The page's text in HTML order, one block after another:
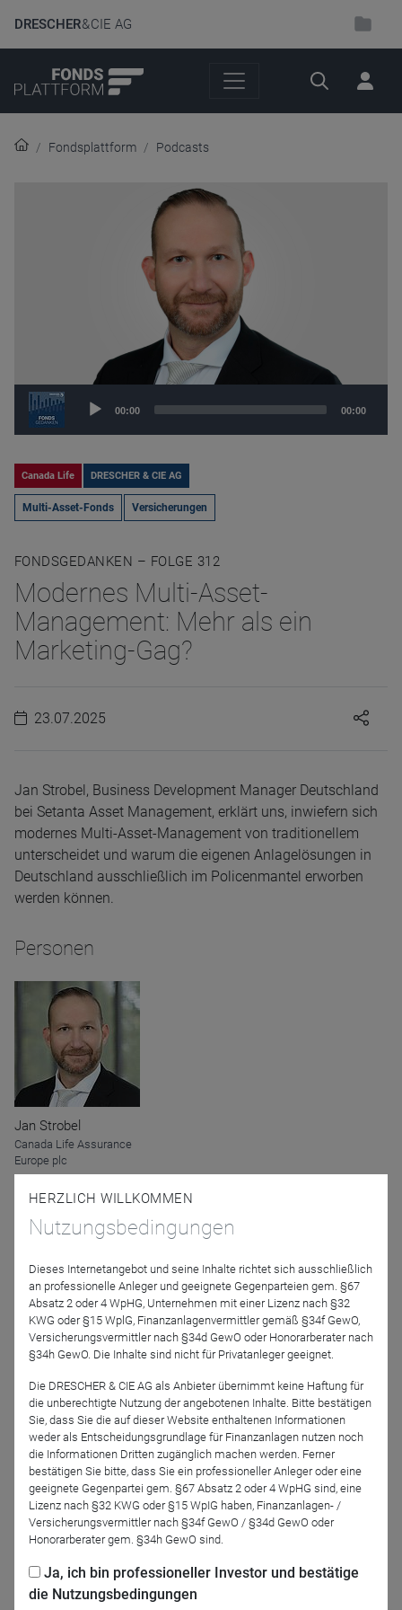
DRESCHER& CIE AG
Suche
Fondsplattform Podcasts
Audio
00:00 00:00
Canada Life DRESCHER & CIE AG
Multi-Asset-Fonds Versicherungen
FONDSGEDANKEN – FOLGE 312
Modernes Multi-Asset-
Management: Mehr als ein
Marketing-Gag?
23.07.2025
Jan Strobel, Business Development Manager Deutschland
bei Setanta Asset Management, erklärt uns, inwiefern sich
modernes Multi-Asset-Management von traditionellem
unterscheidet und warum die eigenen Anlagelösungen in
Deutschland ausschließlich im Policenmantel erworben
werden können.
Personen
Jan Strobel
Canada Life Assurance
Europe plc
Moderator
Björn Drescher
DRESCHER & CIE AG
Podcast-Folge anhören
Podcast abonnieren
HERZLICH WILLKOMMEN
Nutzungsbedingungen
Dieses Internetangebot und seine Inhalte richtet sich ausschließlich
an professionelle Anleger und geeignete Gegenparteien gem. §67
Absatz 2 oder 4 WpHG, Unternehmen mit einer Lizenz nach §32
KWG oder §15 WplG, Finanzanlagenvermittler gemäß §34f GewO,
Versicherungsvermittler nach §34d GewO oder Honorarberater nach
§34h GewO. Die Inhalte sind nicht für Privatanleger geeignet.
Die DRESCHER & CIE AG als Anbieter übernimmt keine Haftung für
die unberechtigte Nutzung der angebotenen Inhalte. Bitte bestätigen
Sie, dass Sie die auf dieser Website enthaltenen Informationen
weder als Entscheidungsgrundlage für Finanzanlagen nutzen noch
die Informationen Dritten zugänglich machen werden. Ferner
bestätigen Sie bitte, dass Sie ein professioneller Anleger oder eine
geeignete Gegenpartei gem. §67 Absatz 2 oder 4 WpHG sind, eine
Lizenz nach §32 KWG oder §15 WpIG haben, Finanzanlagen- /
Versicherungsvermittler nach §34f GewO / §34d GewO oder
Honorarberater gem. §34h GewO sind.
Ja, ich bin professioneller Investor und bestätige
die Nutzungsbedingungen